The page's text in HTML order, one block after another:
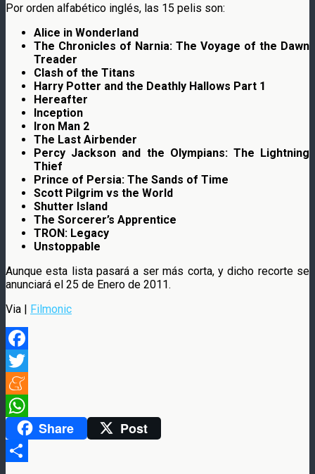
Por orden alfabético inglés, las 15 pelis son:
Alice in Wonderland
The Chronicles of Narnia: The Voyage of the Dawn
Treader
Clash of the Titans
Harry Potter and the Deathly Hallows Part 1
Hereafter
Inception
Iron Man 2
The Last Airbender
Percy Jackson and the Olympians: The Lightning
Thief
Prince of Persia: The Sands of Time
Scott Pilgrim vs the World
Shutter Island
The Sorcerer’s Apprentice
TRON: Legacy
Unstoppable
Aunque esta lista pasará a ser más corta, y dicho recorte se
anunciará el 25 de Enero de 2011.
Via | Filmonic
Facebook
Twitter
Meneame
WhatsAppShare Post